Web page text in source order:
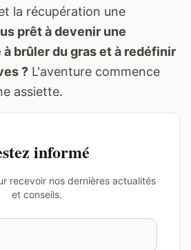
la récupération une
prêt à devenir une
brûler du gras et à redéfinir
? L'aventure commence
assiette.
informé
recevoir nos dernières actualités
et conseils.